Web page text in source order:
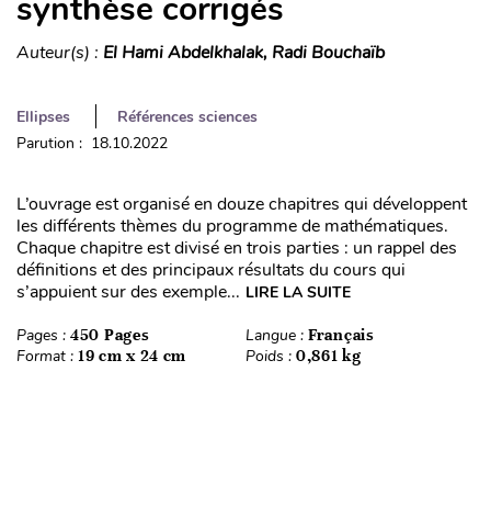
synthèse corrigés
Auteur(s) : El Hami Abdelkhalak, Radi Bouchaïb
Ellipses
Références sciences
Parution : 18.10.2022
L’ouvrage est organisé en douze chapitres qui développent
les différents thèmes du programme de mathématiques.
Chaque chapitre est divisé en trois parties : un rappel des
définitions et des principaux résultats du cours qui
s’appuient sur des exemple... LIRE LA SUITE
Pages : 450 Pages Langue : Français
Format : 19 cm x 24 cm Poids : 0,861 kg